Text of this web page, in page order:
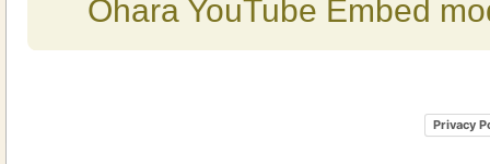
Ohara YouTube Embed
Privacy